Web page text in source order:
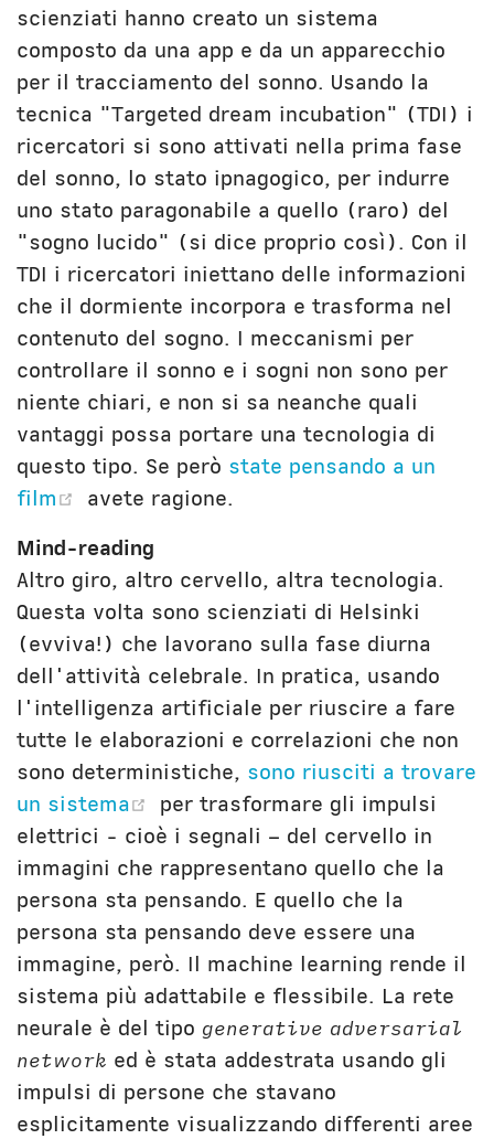
scienziati hanno creato un sistema
composto da una app e da un apparecchio
per il tracciamento del sonno. Usando la
tecnica "Targeted dream incubation" (TDI) i
ricercatori si sono attivati nella prima fase
del sonno, lo stato ipnagogico, per indurre
uno stato paragonabile a quello (raro) del
"sogno lucido" (si dice proprio così). Con il
TDI i ricercatori iniettano delle informazioni
che il dormiente incorpora e trasforma nel
contenuto del sogno. I meccanismi per
controllare il sonno e i sogni non sono per
niente chiari, e non si sa neanche quali
vantaggi possa portare una tecnologia di
questo tipo. Se però state pensando a un
film
(opens new window)
avete ragione.
Mind-reading
Altro giro, altro cervello, altra tecnologia.
Questa volta sono scienziati di Helsinki
(evviva!) che lavorano sulla fase diurna
dell'attività celebrale. In pratica, usando
l'intelligenza artificiale per riuscire a fare
tutte le elaborazioni e correlazioni che non
sono deterministiche, sono riusciti a trovare
un sistema
(opens new window)
per trasformare gli impulsi
elettrici - cioè i segnali – del cervello in
immagini che rappresentano quello che la
persona sta pensando. E quello che la
persona sta pensando deve essere una
immagine, però. Il machine learning rende il
sistema più adattabile e flessibile. La rete
neurale è del tipo generative adversarial
network ed è stata addestrata usando gli
impulsi di persone che stavano
esplicitamente visualizzando differenti aree